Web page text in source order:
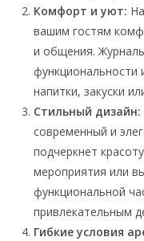
Комфорт и уют:
вашим гостям
и общения.
функциональности
напитки, закуски
Стильный дизайн:
современный и
подчеркнет
мероприятия или
функциональной
привлекательным
Гибкие условия